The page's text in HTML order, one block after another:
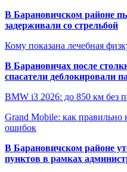
В Барановичском районе
задерживали со стрельбой
Кому показана лечебная
В Барановичах после
спасатели деблокировали
BMW i3 2026: до 850 км без
Grand Mobile: как правильно
ошибок
В Барановичском районе
пунктов в рамках